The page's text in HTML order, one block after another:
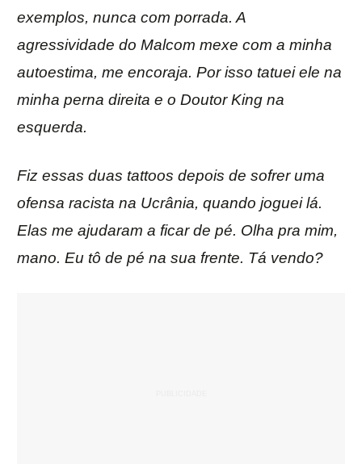
exemplos, nunca com porrada. A
agressividade do Malcom mexe com a minha
autoestima, me encoraja. Por isso tatuei ele na
minha perna direita e o Doutor King na
esquerda.
Fiz essas duas tattoos depois de sofrer uma
ofensa racista na Ucrânia, quando joguei lá.
Elas me ajudaram a ficar de pé. Olha pra mim,
mano. Eu tô de pé na sua frente. Tá vendo?